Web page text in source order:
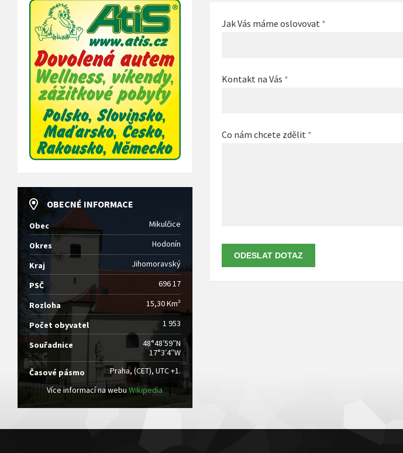
Jak Vás máme oslovovat *
Kontakt na Vás *
Co nám chcete zdělit *
ODESLAT DOTAZ
OBECNÉ INFORMACE
Obec Mikulčice
Okres Hodonín
Kraj Jihomoravský
PSČ 696 17
Rozloha 15,30 Km²
Počet obyvatel 1 953
Souřadnice
48°48′59″N
17°3′4″W
Časové pásmo
Praha, (CET), UTC +1.
Více informací na webuWikipedia